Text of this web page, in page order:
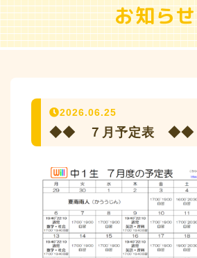
お知らせ
2026.06.25
◆◆ ７月予定表 ◆◆